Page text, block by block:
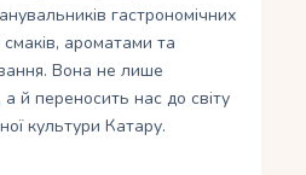
гастрономічних
смаків, ароматами та
Вона не лише
й переносить нас до світу
культури Катару.